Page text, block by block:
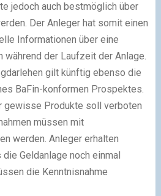
jedoch auch bestmöglich über
Der Anleger hat somit einen
Informationen über eine
während der Laufzeit der Anlage.
gilt künftig ebenso die
BaFin-konformen Prospektes.
gewisse Produkte soll verboten
müssen mit
werden. Anleger erhalten
Geldanlage noch einmal
die Kenntnisnahme